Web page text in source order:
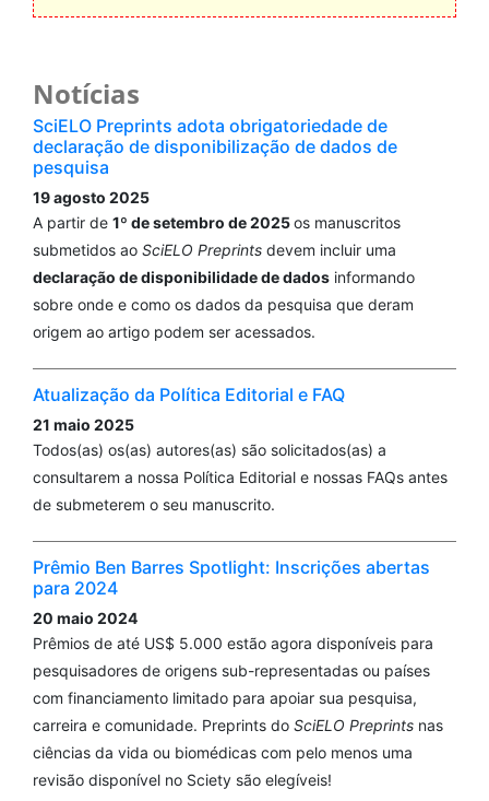
Notícias
SciELO Preprints adota obrigatoriedade de
declaração de disponibilização de dados de
pesquisa
19 agosto 2025
A partir de 1º de setembro de 2025os manuscritos
submetidos ao SciELO Preprints devem incluir uma
declaração de disponibilidade de dados informando
sobre onde e como os dados da pesquisa que deram
origem ao artigo podem ser acessados.
Atualização da Política Editorial e FAQ
21 maio 2025
Todos(as) os(as) autores(as) são solicitados(as) a
consultarem a nossa Política Editorial e nossas FAQs antes
de submeterem o seu manuscrito.
Prêmio Ben Barres Spotlight: Inscrições abertas
para 2024
20 maio 2024
Prêmios de até US$ 5.000 estão agora disponíveis para
pesquisadores de origens sub-representadas ou países
com financiamento limitado para apoiar sua pesquisa,
carreira e comunidade. Preprints do SciELO Preprints nas
ciências da vida ou biomédicas com pelo menos uma
revisão disponível no Sciety são elegíveis!